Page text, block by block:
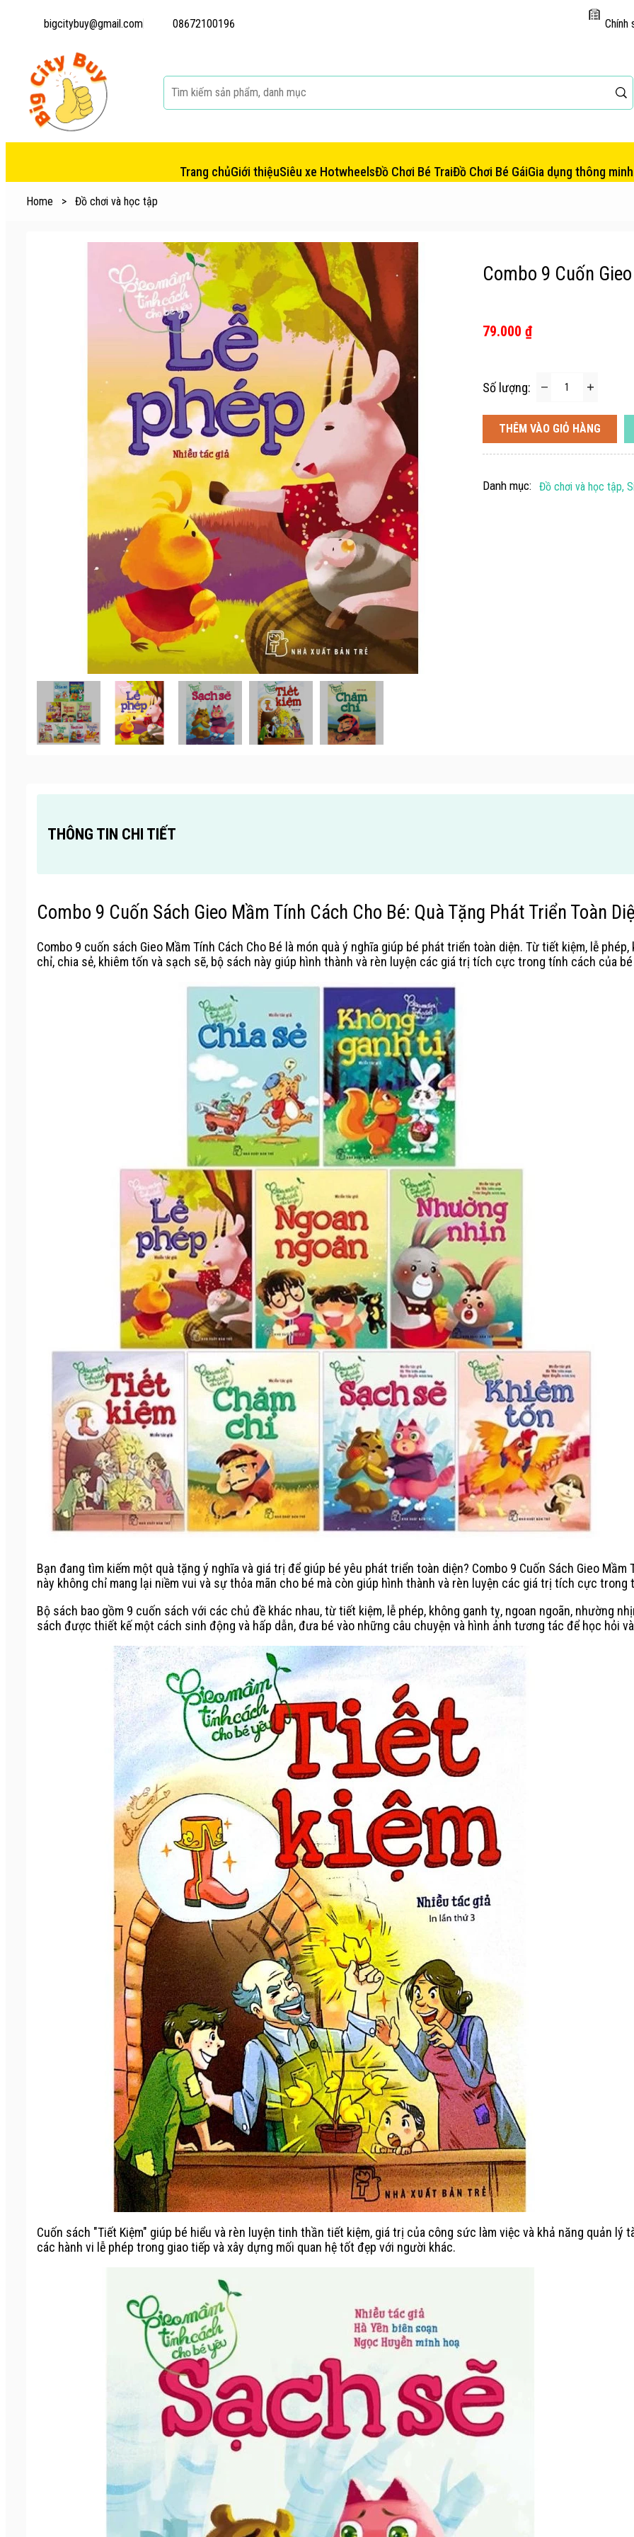
bigcitybuy@gmail.com 08672100196 Chính
Trang chủGiới thiệuSiêu xe HotwheelsĐồ Chơi Bé TraiĐồ Chơi Bé GáiGia dụng thông minh
Home > Đồ chơi và học tập
Combo 9 Cuốn
79.000 ₫
Số lượng:
THÊM VÀO GIỎ HÀNG
Danh mục: Đồ chơi và học tập,
THÔNG TIN CHI TIẾT
Combo 9 Cuốn Sách Gieo Mầm Tính Cách Cho Bé: Quà Tặng Phát Triển Toàn
Combo 9 cuốn sách Gieo Mầm Tính Cách Cho Bé là món quà ý nghĩa giúp bé phát triển toàn diện. Từ tiết kiệm, lễ
chỉ, chia sẻ, khiêm tốn và sạch sẽ, bộ sách này giúp hình thành và rèn luyện các giá trị tích cực trong tính cách của
Bạn đang tìm kiếm một quà tặng ý nghĩa và giá trị để giúp bé yêu phát triển toàn diện? Combo 9 Cuốn Sách Gieo
này không chỉ mang lại niềm vui và sự thỏa mãn cho bé mà còn giúp hình thành và rèn luyện các giá trị tích cực trong
Bộ sách bao gồm 9 cuốn sách với các chủ đề khác nhau, từ tiết kiệm, lễ phép, không ganh tỵ, ngoan ngoãn, nhường
sách được thiết kế một cách sinh động và hấp dẫn, đưa bé vào những câu chuyện và hình ảnh tương tác để học hỏi
Cuốn sách "Tiết Kiệm" giúp bé hiểu và rèn luyện tinh thần tiết kiệm, giá trị của công sức làm việc và khả năng quản lý
các hành vi lễ phép trong giao tiếp và xây dựng mối quan hệ tốt đẹp với người khác.